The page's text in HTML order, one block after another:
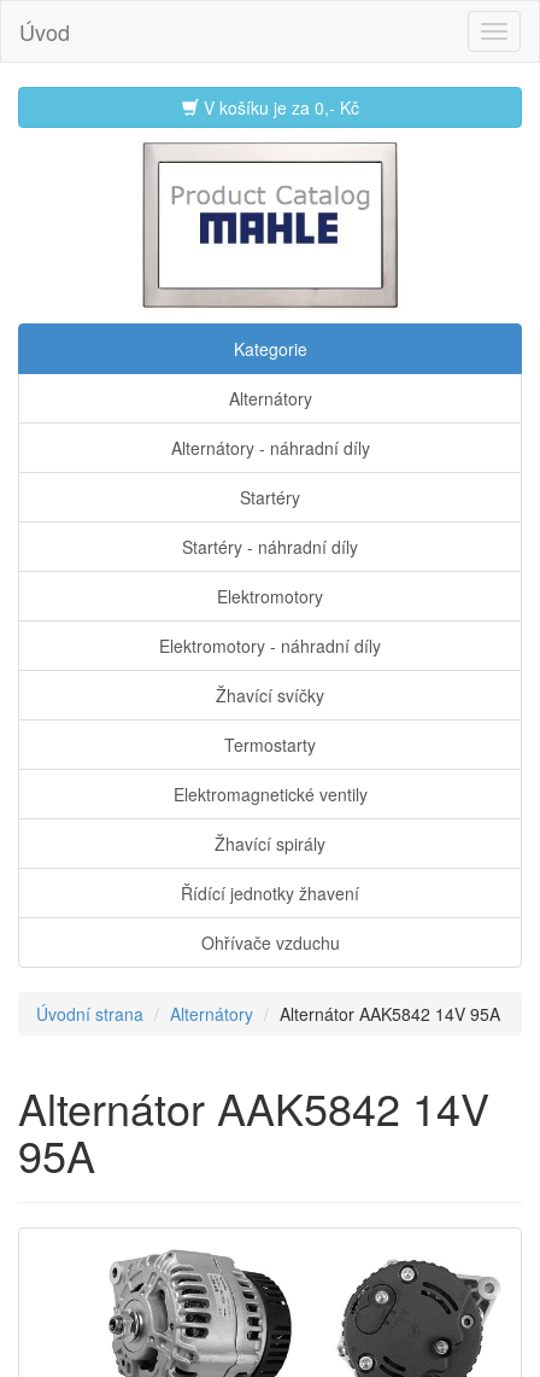
Úvod
V košíku je za 0,- Kč
Kategorie
Alternátory
Alternátory - náhradní díly
Startéry
Startéry - náhradní díly
Elektromotory
Elektromotory - náhradní díly
Žhavící svíčky
Termostarty
Elektromagnetické ventily
Žhavící spirály
Řídící jednotky žhavení
Ohřívače vzduchu
Úvodní strana Alternátory Alternátor AAK5842 14V 95A
Alternátor AAK5842 14V
95A